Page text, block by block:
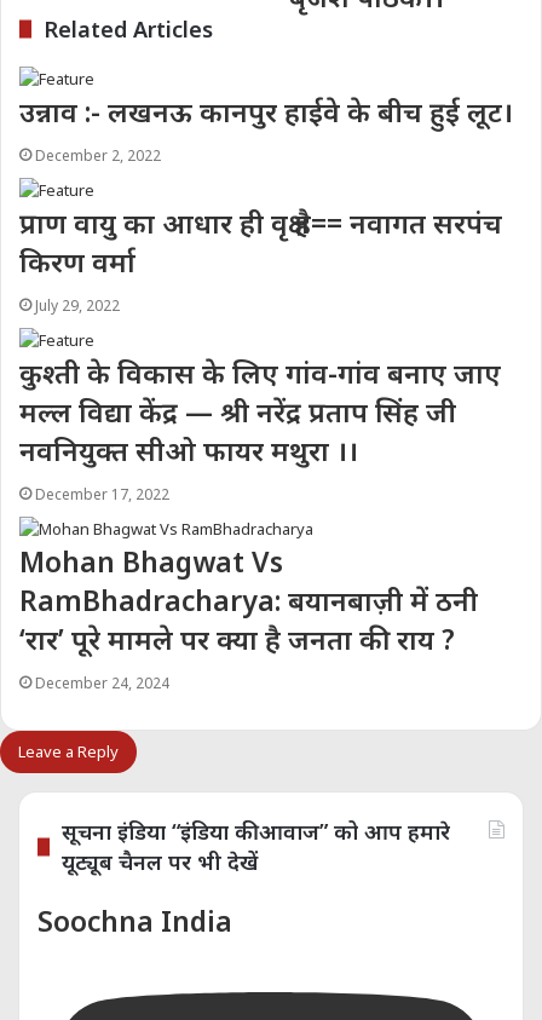
Related Articles
उन्नाव :- लखनऊ कानपुर हाईवे के बीच हुई लूट।
December 2, 2022
प्राण वायु का आधार ही वृक्ष है== नवागत सरपंच
किरण वर्मा
July 29, 2022
कुश्ती के विकास के लिए गांव-गांव बनाए जाए
मल्ल विद्या केंद्र — श्री नरेंद्र प्रताप सिंह जी
नवनियुक्त सीओ फायर मथुरा ।।
December 17, 2022
Mohan Bhagwat Vs
RamBhadracharya: बयानबाज़ी में ठनी
‘रार’ पूरे मामले पर क्या है जनता की राय ?
December 24, 2024
Leave a Reply
सूचना इंडिया “इंडिया की आवाज” को आप हमारे
यूट्यूब चैनल पर भी देखें
Soochna India